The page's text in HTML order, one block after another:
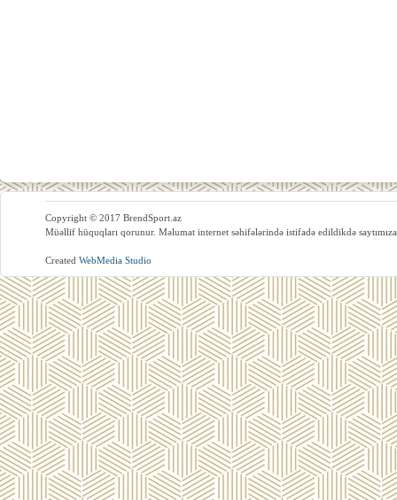
Copyright © 2017 BrendSport.az
Müəllif hüquqları qorunur. Məlumat internet səhifələrində istifadə edildikdə
Created WebMedia Studio